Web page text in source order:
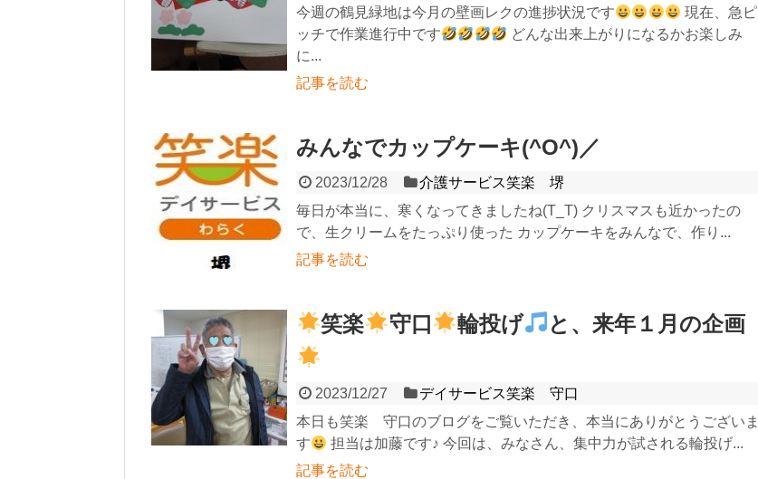
今週の鶴見緑地は今月の壁画レクの進捗状況です
現在、急ピ
ッチで作業進行中です
どんな出来上がりになるかお楽しみ
に...
記事を読む
みんなでカップケーキ(^O^)／
2023/12/28
介護サービス笑楽 堺
毎日が本当に、寒くなってきましたね(T_T) クリスマスも近かったの
で、生クリームをたっぷり使った カップケーキをみんなで、作り...
記事を読む
笑楽 守口 輪投げ と、来年１月の企画
2023/12/27
デイサービス笑楽 守口
本日も笑楽 守口のブログをご覧いただき、本当にありがとうございま
す
担当は加藤です♪ 今回は、みなさん、集中力が試される輪投げ...
記事を読む